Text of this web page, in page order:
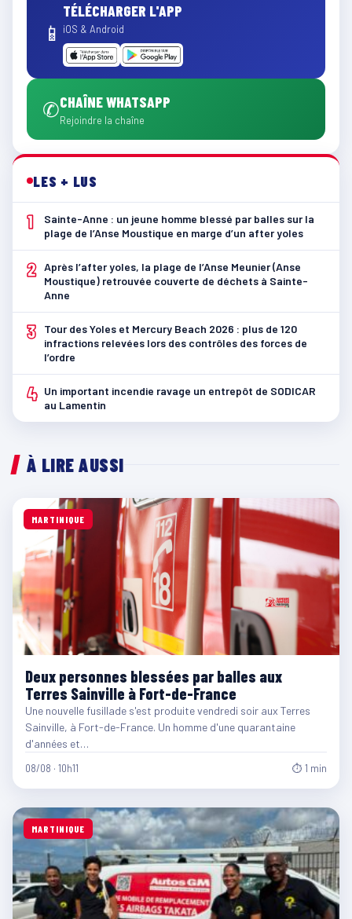
📱
TÉLÉCHARGER L'APP
iOS & Android
✆CHAÎNE WHATSAPP
Rejoindre la chaîne
LES + LUS
1
Sainte-Anne : un jeune homme blessé par balles sur la
plage de l’Anse Moustique en marge d’un after yoles
2 Après l’after yoles, la plage de l’Anse Meunier (Anse
Moustique) retrouvée couverte de déchets à Sainte-
Anne
3
Tour des Yoles et Mercury Beach 2026 : plus de 120
infractions relevées lors des contrôles des forces de
l’ordre
4 Un important incendie ravage un entrepôt de SODICAR
au Lamentin
À LIRE AUSSI
MARTINIQUE
Deux personnes blessées par balles aux
Terres Sainville à Fort-de-France
Une nouvelle fusillade s'est produite vendredi soir aux Terres
Sainville, à Fort-de-France. Un homme d'une quarantaine
d'années et…
08/08 · 10h11 ⏱ 1 min
MARTINIQUE